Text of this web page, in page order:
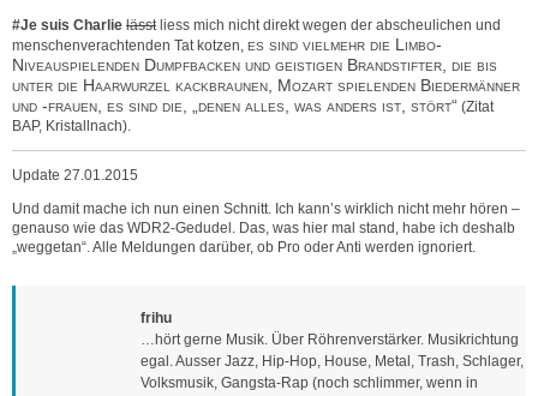
#Je suis Charlie lässtliess mich nicht direkt wegen der abscheulichen und
menschenverachtenden Tat kotzen, es sind vielmehr die Limbo-
Niveauspielenden Dumpfbacken und geistigen Brandstifter, die bis
unter die Haarwurzel kackbraunen, Mozart spielenden Biedermänner
und -frauen, es sind die, „denen alles, was anders ist, stört“ (Zitat
BAP, Kristallnach).
Update 27.01.2015
Und damit mache ich nun einen Schnitt. Ich kann’s wirklich nicht mehr hören –
genauso wie das WDR2-Gedudel. Das, was hier mal stand, habe ich deshalb
„weggetan“. Alle Meldungen darüber, ob Pro oder Anti werden ignoriert.
frihu
…hört gerne Musik. Über Röhrenverstärker. Musikrichtung
egal. Ausser Jazz, Hip-Hop, House, Metal, Trash, Schlager,
Volksmusik, Gangsta-Rap (noch schlimmer, wenn in